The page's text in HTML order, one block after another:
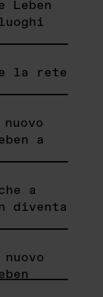
Leben
la rete
a
a
diventa